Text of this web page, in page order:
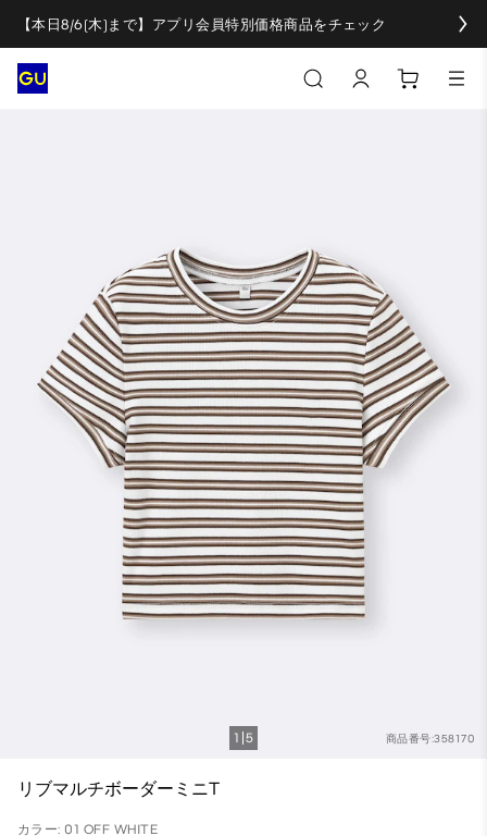
【本日8/6(木)まで】アプリ会員特別価格商品をチェック
商品番号:358170
1 5
リブマルチボーダーミニT
カラー: 01 OFF WHITE